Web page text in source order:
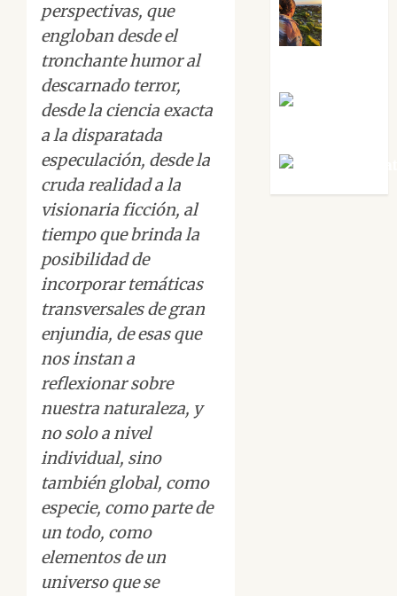
perspectivas, que
engloban desde el
tronchante humor al
descarnado terror,
desde la ciencia exacta
a la disparatada
especulación, desde la
cruda realidad a la
visionaria ficción, al
tiempo que brinda la
posibilidad de
incorporar temáticas
transversales de gran
enjundia, de esas que
nos instan a
reflexionar sobre
nuestra naturaleza, y
no solo a nivel
individual, sino
también global, como
especie, como parte de
un todo, como
elementos de un
universo que se